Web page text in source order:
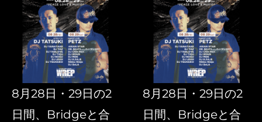
8月28日・29日の2
日間、Bridgeと合
8月28日・29日の2
日間、Bridgeと合